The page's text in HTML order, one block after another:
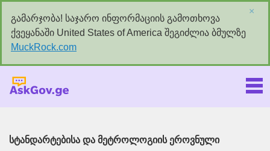
გამარჯობა! საჯარო ინფორმაციის გამოთხოვა
ქვეყანაში United States of America შეგიძლია ბმულზე
MuckRock.com
×
სტანდარტებისა და მეტროლოგიის ეროვნული